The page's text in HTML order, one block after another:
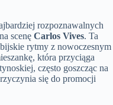
rozpoznawalnych
scenę Carlos Vives. Ta
rytmy z nowoczesnym
która przyciąga
często goszcząc na
się do promocji